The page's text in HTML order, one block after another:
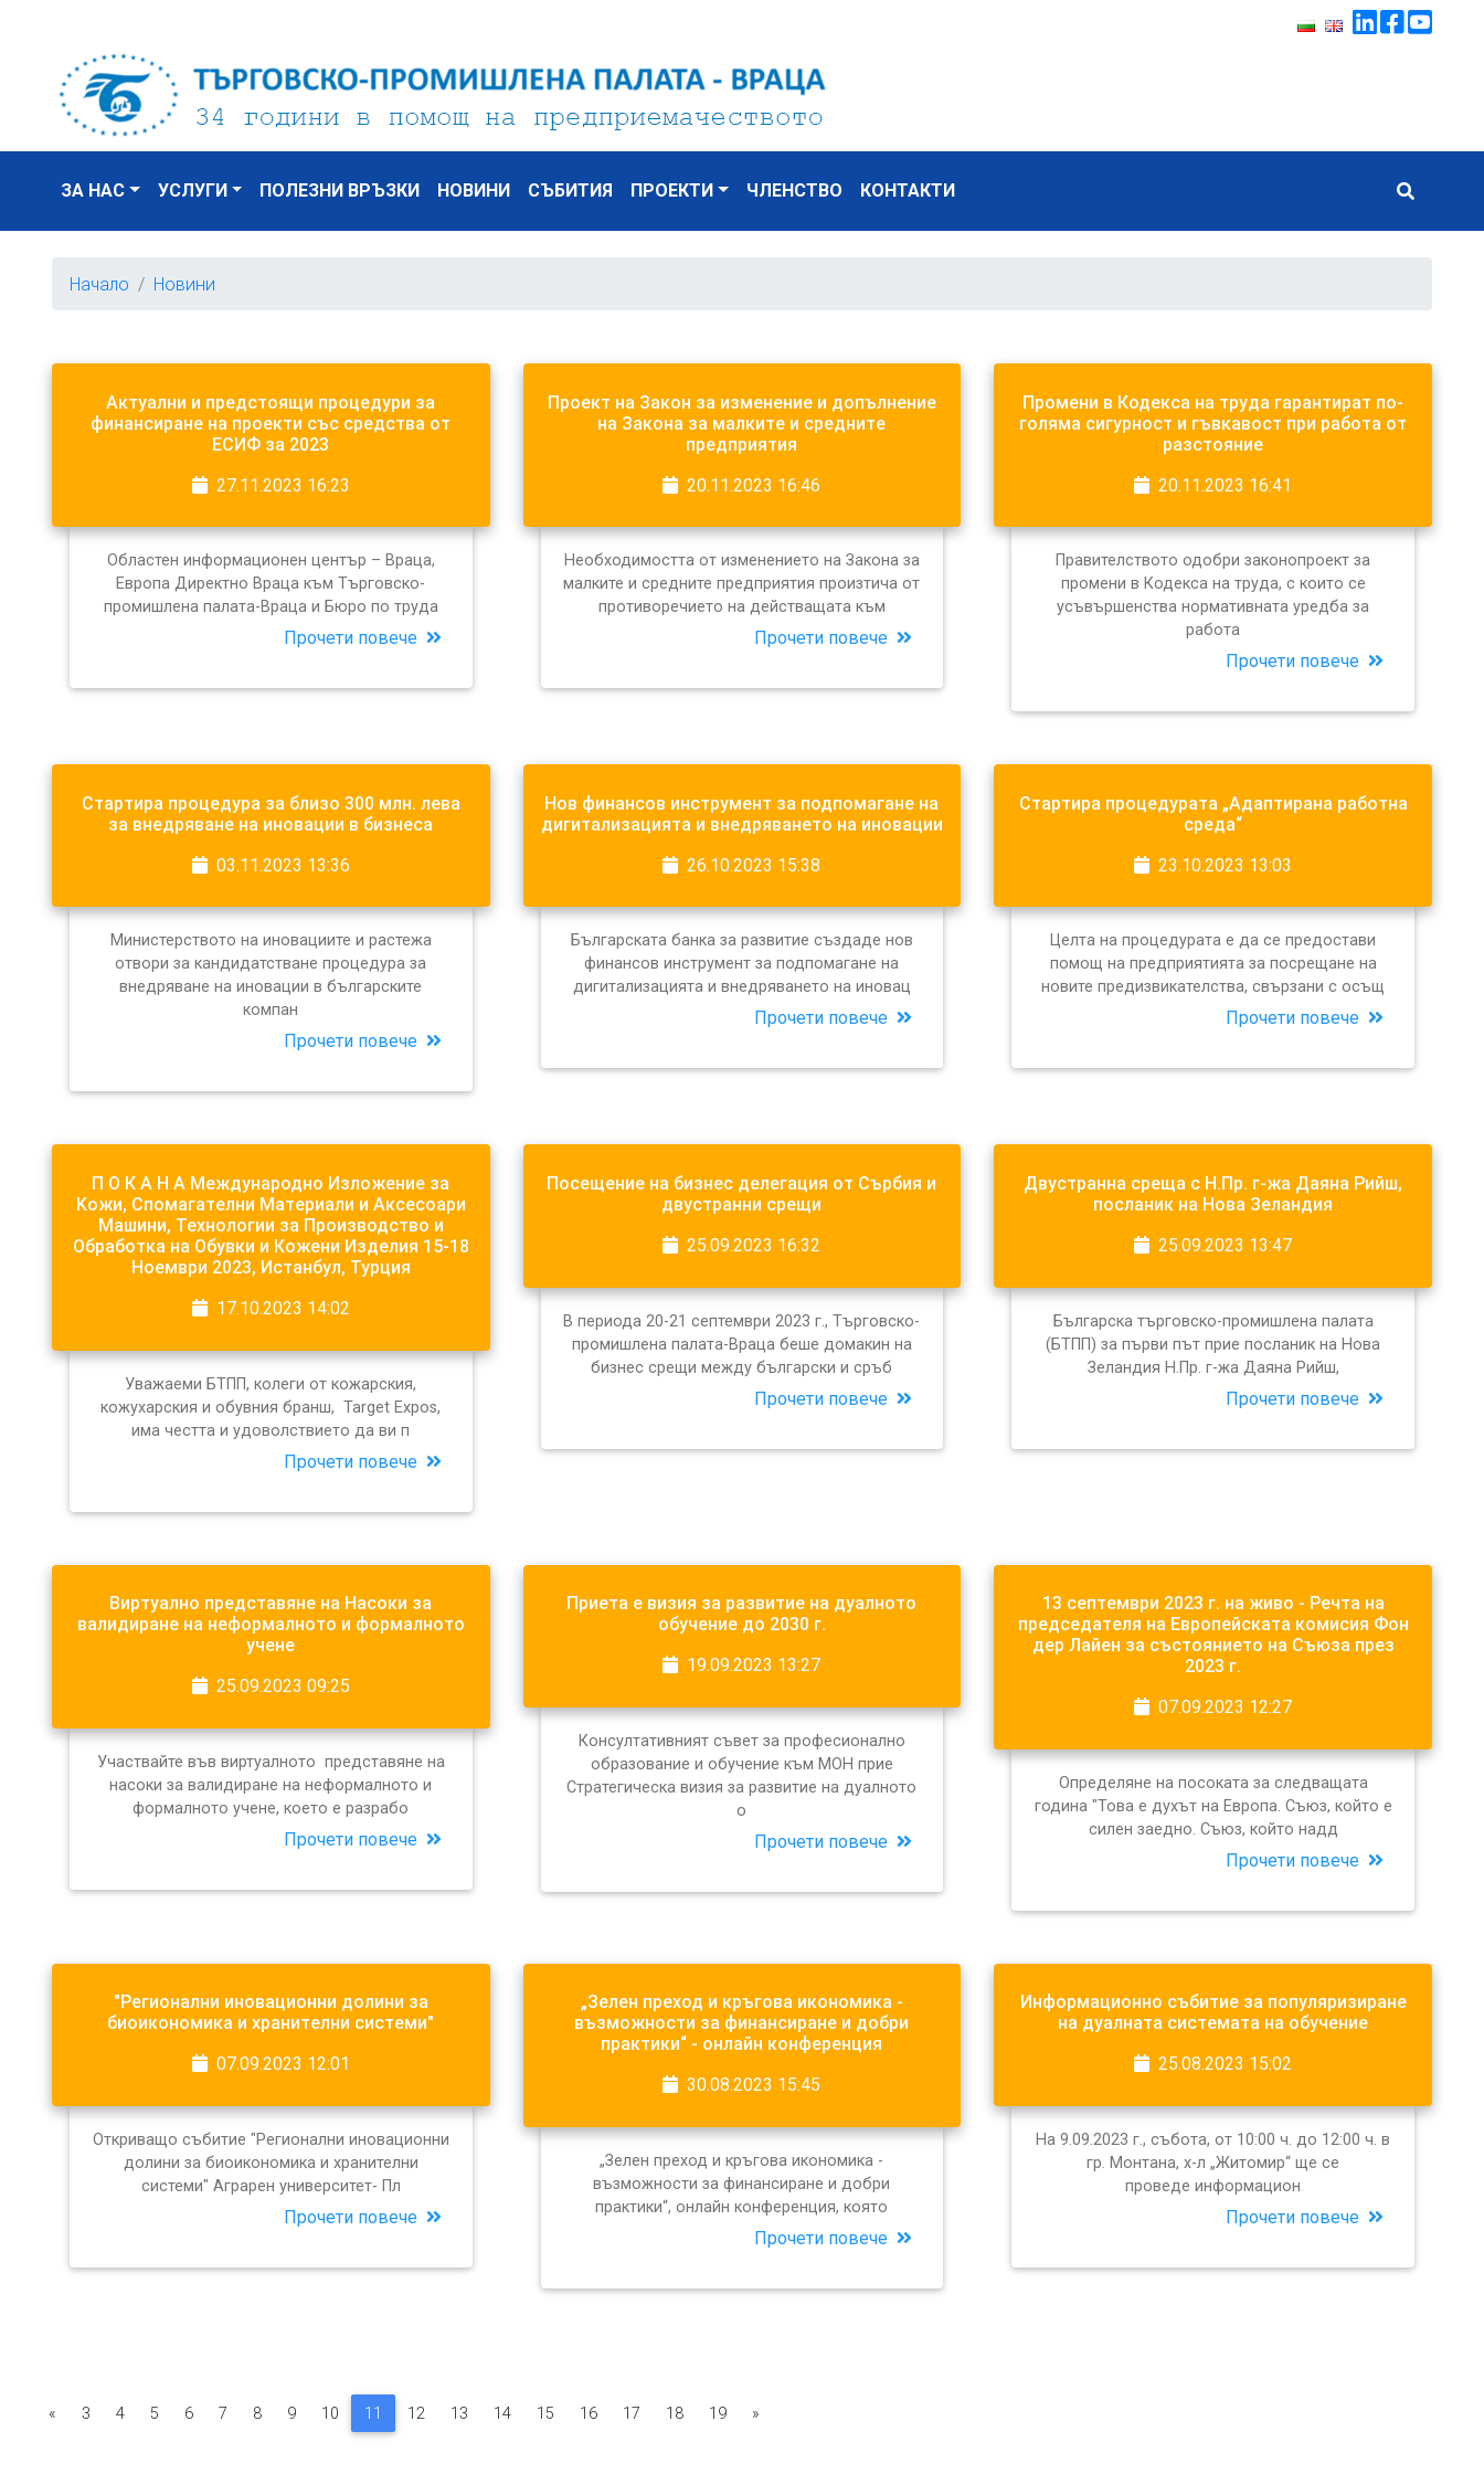
ЗА НАС УСЛУГИ ПОЛЕЗНИ ВРЪЗКИ НОВИНИ СЪБИТИЯ ПРОЕКТИ ЧЛЕНСТВО КОНТАКТИ
Начало Новини
Актуални и предстоящи процедури за
финансиране на проекти със средства от
ЕСИФ за 2023
27.11.2023 16:23
Областен информационен център – Враца,
Европа Директно Враца към Търговско-
промишлена палата-Враца и Бюро по труда
Прочети повече
Проект на Закон за изменение и допълнение
на Закона за малките и средните
предприятия
20.11.2023 16:46
Необходимостта от изменението на Закона за
малките и средните предприятия произтича от
противоречието на действащата към
Прочети повече
Промени в Кодекса на труда гарантират по-
голяма сигурност и гъвкавост при работа от
разстояние
20.11.2023 16:41
Правителството одобри законопроект за
промени в Кодекса на труда, с които се
усъвършенства нормативната уредба за
работа
Прочети повече
Стартира процедура за близо 300 млн. лева
за внедряване на иновации в бизнеса
03.11.2023 13:36
Министерството на иновациите и растежа
отвори за кандидатстване процедура за
внедряване на иновации в българските
компан
Прочети повече
Нов финансов инструмент за подпомагане на
дигитализацията и внедряването на иновации
26.10.2023 15:38
Българската банка за развитие създаде нов
финансов инструмент за подпомагане на
дигитализацията и внедряването на иновац
Прочети повече
Стартира процедурата „Адаптирана работна
среда“
23.10.2023 13:03
Целта на процедурата е да се предостави
помощ на предприятията за посрещане на
новите предизвикателства, свързани с осъщ
Прочети повече
П О К А Н А Международно Изложение за
Koжи, Спомагателни Материали и Аксесоари
Машини, Технологии за Производство и
Обработка на Oбувки и Кожени Изделия 15-18
Ноември 2023, Истанбул, Турция
17.10.2023 14:02
Уважаеми БТПП, колеги от кожарския,
кожухарския и обувния бранш, Target Expos,
има честта и удоволствието да ви п
Прочети повече
Посещение на бизнес делегация от Сърбия и
двустранни срещи
25.09.2023 16:32
В периода 20-21 септември 2023 г., Търговско-
промишлена палата-Враца беше домакин на
бизнес срещи между български и сръб
Прочети повече
Двустранна среща с Н.Пр. г-жа Даяна Рийш,
посланик на Нова Зеландия
25.09.2023 13:47
Българска търговско-промишлена палата
(БТПП) за първи път прие посланик на Нова
Зеландия Н.Пр. г-жа Даяна Рийш,
Прочети повече
Виртуално представяне на Насоки за
валидиране на неформалното и формалното
учене
25.09.2023 09:25
Участвайте във виртуалното представяне на
насоки за валидиране на неформалното и
формалното учене, което е разрабо
Прочети повече
Приета е визия за развитие на дуалното
обучение до 2030 г.
19.09.2023 13:27
Консултативният съвет за професионално
образование и обучение към МОН прие
Стратегическа визия за развитие на дуалното
о
Прочети повече
13 септември 2023 г. на живо - Речта на
председателя на Европейската комисия Фон
дер Лайен за състоянието на Съюза през
2023 г.
07.09.2023 12:27
Определяне на посоката за следващата
година "Това е духът на Европа. Съюз, който е
силен заедно. Съюз, който надд
Прочети повече
"Регионални иновационни долини за
биоикономика и хранителни системи"
07.09.2023 12:01
Откриващо събитие "Регионални иновационни
долини за биоикономика и хранителни
системи" Аграрен университет- Пл
Прочети повече
„Зелен преход и кръгова икономика -
възможности за финансиране и добри
практики“ - онлайн конференция
30.08.2023 15:45
„Зелен преход и кръгова икономика -
възможности за финансиране и добри
практики“, онлайн конференция, която
Прочети повече
Информационно събитие за популяризиране
на дуалната системата на обучение
25.08.2023 15:02
На 9.09.2023 г., събота, от 10:00 ч. до 12:00 ч. в
гр. Монтана, х-л „Житомир“ ще се
проведе информацион
Прочети повече
« 3 4 5 6 7 8 9 10 11 12 13 14 15 16 17 18 19 »